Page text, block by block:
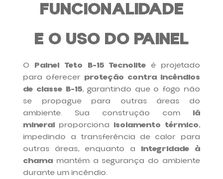
FUNCIONALIDADE
E O USO DO PAINEL
O Painel Teto B-15 Tecnolite é projetado
para oferecer proteção contra incêndios
de classe B-15, garantindo que o fogo não
se propague para outras áreas do
ambiente. Sua construção com lã
mineral proporciona isolamento térmico,
impedindo a transferência de calor para
outras áreas, enquanto a integridade à
chama mantém a segurança do ambiente
durante um incêndio.